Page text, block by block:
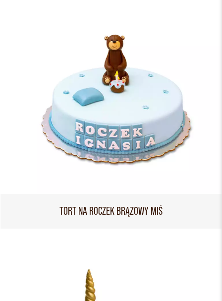
TORT NA ROCZEK BRĄZOWY MIŚ